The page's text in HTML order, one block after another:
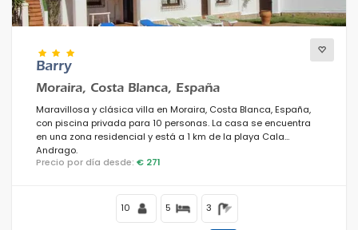
Barry
Moraira, Costa Blanca, España
Maravillosa y clásica villa en Moraira, Costa Blanca, España,
con piscina privada para 10 personas. La casa se encuentra
en una zona residencial y está a 1 km de la playa Cala
Andrago.
Precio por día desde: € 271
10 5 3